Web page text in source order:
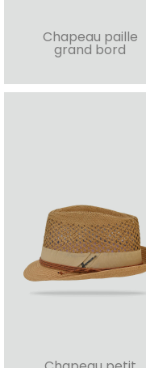
Chapeau paille
grand bord